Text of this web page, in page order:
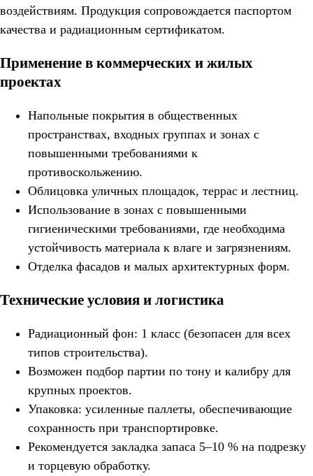
воздействиям. Продукция сопровождается паспортом
качества и радиационным сертификатом.
Применение в коммерческих и жилых
проектах
Напольные покрытия в общественных
пространствах, входных группах и зонах с
повышенными требованиями к
противоскольжению.
Облицовка уличных площадок, террас и лестниц.
Использование в зонах с повышенными
гигиеническими требованиями, где необходима
устойчивость материала к влаге и загрязнениям.
Отделка фасадов и малых архитектурных форм.
Технические условия и логистика
Радиационный фон: 1 класс (безопасен для всех
типов строительства).
Возможен подбор партии по тону и калибру для
крупных проектов.
Упаковка: усиленные паллеты, обеспечивающие
сохранность при транспортировке.
Рекомендуется закладка запаса 5–10 % на подрезку
и торцевую обработку.